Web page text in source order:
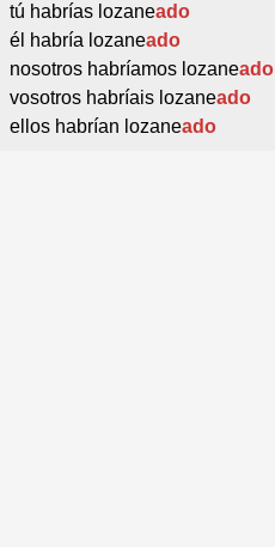
tú habrías lozaneado
él habría lozaneado
nosotros habríamos lozaneado
vosotros habríais lozaneado
ellos habrían lozaneado